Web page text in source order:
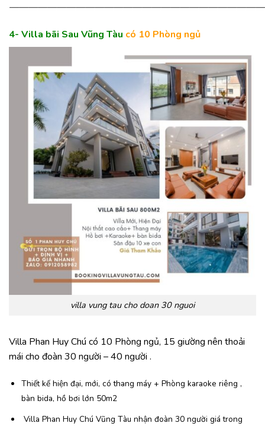
4- Villa bãi Sau Vũng Tàu có 10 Phòng ngủ
villa vung tau cho doan 30 nguoi
Villa Phan Huy Chú có 10 Phòng ngủ, 15 giường nên thoải
mái cho đoàn 30 người – 40 người .
Thiết kế hiện đại, mới, có thang máy + Phòng karaoke riêng ,
bàn bida, hồ bơi lớn 50m2
Villa Phan Huy Chú Vũng Tàu nhận đoàn 30 người giá trong